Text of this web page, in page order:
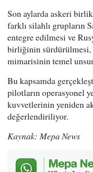
Son aylarda askeri
farklı silahlı grupların
entegre edilmesi ve
birliğinin
mimarisinin temel
Bu kapsamda
pilotların operasyonel
kuvvetlerinin yeniden
değerlendiriliyor.
Kaynak: Mepa News